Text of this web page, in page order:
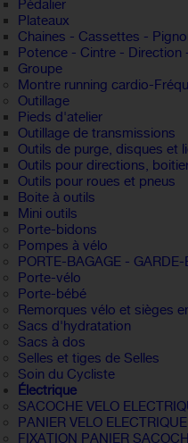
Pédalier
Plateaux
Chaines - Cassettes -
Potence - Cintre - Direction
Groupe
Montre running cardio-
Outillage
Pieds d'atelier
Outillage de transmissions
Outils de purge, disques et
Outils pour directions,
Outils pour roues et pneus
Boite à outils
Mini outils
Porte-bidons
Pompes à vélo
PORTE-BAGAGE - GARDE-
Porte-vélo
Porte-bébé
Remorques vélo et sièges
Sacs d'hydratation
Sacs à dos
Selles et tiges de Selles
Soin du Cycliste
Électrique
SACOCHE VELO
PANIER VELO ELECTRIQUE
FIXATION PANIER